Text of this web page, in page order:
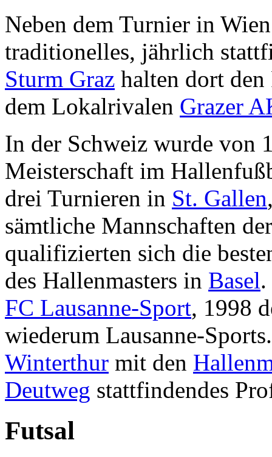
Neben dem Turnier in
traditionelles, jährlich
Sturm Graz halten dort
dem Lokalrivalen Grazer
In der Schweiz wurde von
Meisterschaft im
drei Turnieren in St. Gallen
sämtliche Mannschaften
qualifizierten sich die
des Hallenmasters in Basel
FC Lausanne-Sport, 1998
wiederum Lausanne-
Winterthur mit den
Deutweg stattfindendes
Futsal